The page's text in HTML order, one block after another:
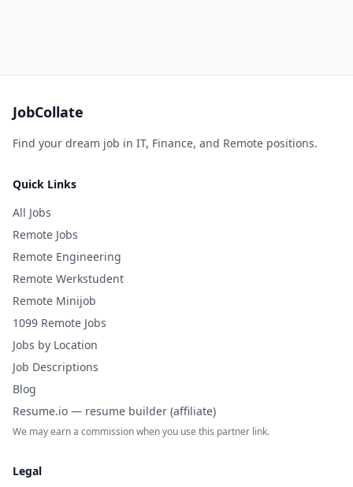
JobCollate
Find your dream job in IT, Finance, and Remote positions.
Quick Links
All Jobs
Remote Jobs
Remote Engineering
Remote Werkstudent
Remote Minijob
1099 Remote Jobs
Jobs by Location
Job Descriptions
Blog
Resume.io — resume builder (affiliate)
We may earn a commission when you use this partner link.
Legal